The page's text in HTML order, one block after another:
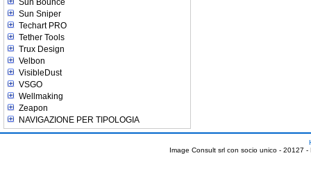
Sun Sniper
Techart PRO
Tether Tools
Trux Design
Velbon
VisibleDust
VSGO
Wellmaking
Zeapon
NAVIGAZIONE PER TIPOLOGIA
Image Consult srl con socio unico - 20127